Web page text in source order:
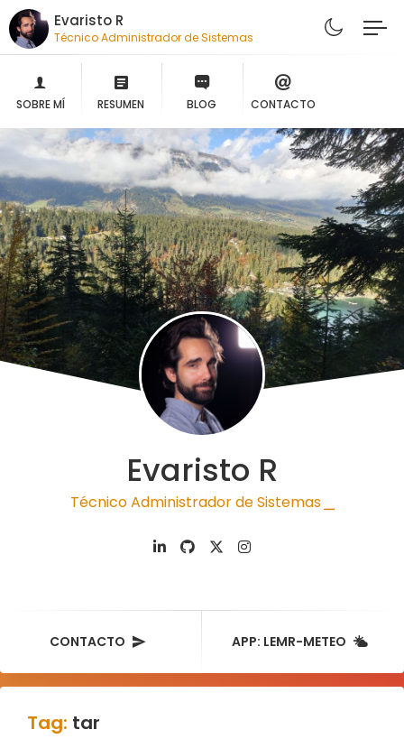
Evaristo R
Técnico Administrador de Sistemas
SOBRE MÍ RESUMEN BLOG CONTACTO
Evaristo R
Técnico Administrador de Sistemas |
CONTACTO APP: LEMR-METEO
Tag: tar